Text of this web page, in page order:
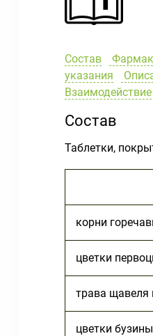
Состав
указания
Взаимодействие
Состав
Таблетки,
корни
цветки
трава щавеля
цветки